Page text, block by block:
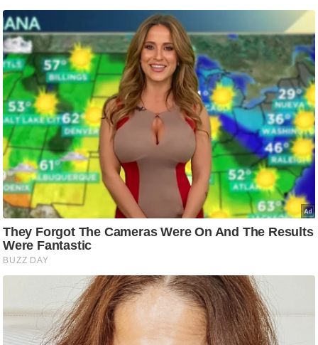
स्खे
प
र्य
ट
न
स्थ
ल
फि
ट
ने
स
मं
त्रा
रि
ले
न
शि